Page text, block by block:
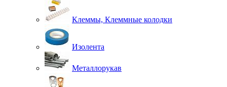
Клеммы, Клеммные колодки
Изолента
Металлорукав